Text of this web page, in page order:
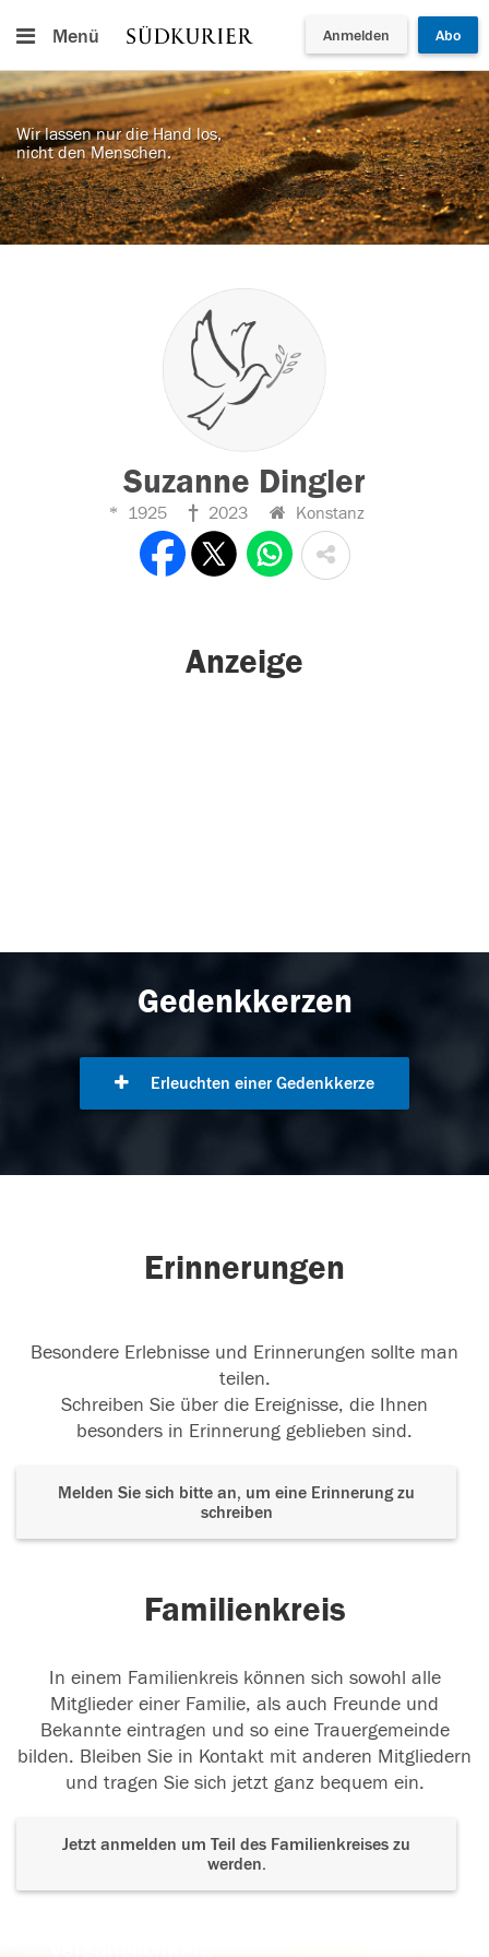
Menü Anmelden Abo
Wir lassen nur die Hand los,
nicht den Menschen.
Suzanne Dingler
1925 2023 Konstanz
Anzeige
Gedenkkerzen
Erleuchten einer Gedenkkerze
Erinnerungen
Besondere Erlebnisse und Erinnerungen sollte man
teilen.
Schreiben Sie über die Ereignisse, die Ihnen
besonders in Erinnerung geblieben sind.
Melden Sie sich bitte an, um eine Erinnerung zu
schreiben
Familienkreis
In einem Familienkreis können sich sowohl alle
Mitglieder einer Familie, als auch Freunde und
Bekannte eintragen und so eine Trauergemeinde
bilden. Bleiben Sie in Kontakt mit anderen Mitgliedern
und tragen Sie sich jetzt ganz bequem ein.
Jetzt anmelden um Teil des Familienkreises zu
werden.